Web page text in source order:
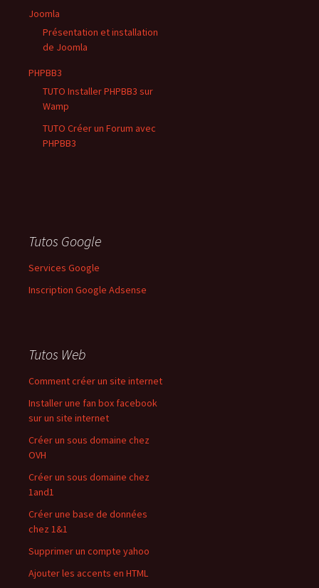
Joomla
Présentation et installation
de Joomla
PHPBB3
TUTO Installer PHPBB3 sur
Wamp
TUTO Créer un Forum avec
PHPBB3
Tutos Google
Services Google
Inscription Google Adsense
Tutos Web
Comment créer un site internet
Installer une fan box facebook
sur un site internet
Créer un sous domaine chez
OVH
Créer un sous domaine chez
1and1
Créer une base de données
chez 1&1
Supprimer un compte yahoo
Ajouter les accents en HTML